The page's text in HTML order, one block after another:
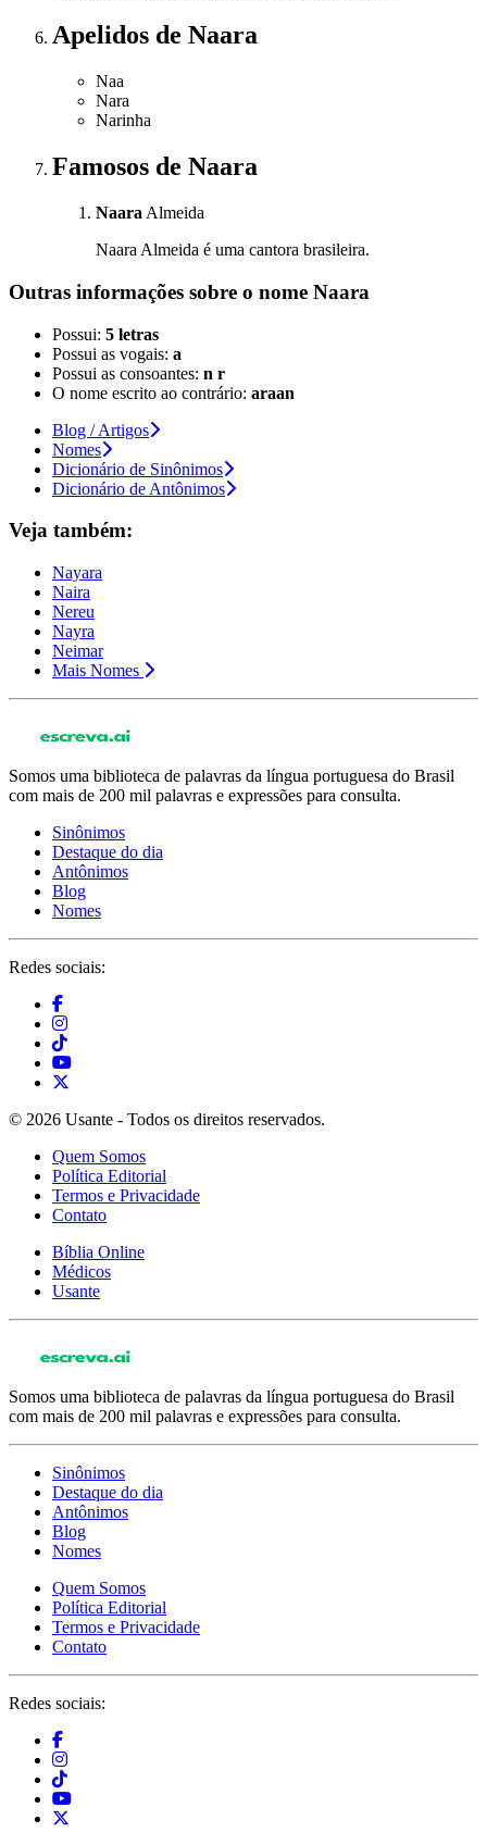
Apelidos de Naara
Naa
Nara
Narinha
Famosos de Naara
Naara Almeida
Naara Almeida é uma cantora brasileira.
Outras informações sobre o nome Naara
Possui: 5 letras
Possui as vogais: a
Possui as consoantes: n r
O nome escrito ao contrário: araan
Blog / Artigos
Nomes
Dicionário de Sinônimos
Dicionário de Antônimos
Veja também:
Nayara
Naira
Nereu
Nayra
Neimar
Mais Nomes
Somos uma biblioteca de palavras da língua portuguesa do Brasil
com mais de 200 mil palavras e expressões para consulta.
Sinônimos
Destaque do dia
Antônimos
Blog
Nomes
Redes sociais:
© 2026 Usante - Todos os direitos reservados.
Quem Somos
Política Editorial
Termos e Privacidade
Contato
Bíblia Online
Médicos
Usante
Somos uma biblioteca de palavras da língua portuguesa do Brasil
com mais de 200 mil palavras e expressões para consulta.
Sinônimos
Destaque do dia
Antônimos
Blog
Nomes
Quem Somos
Política Editorial
Termos e Privacidade
Contato
Redes sociais: